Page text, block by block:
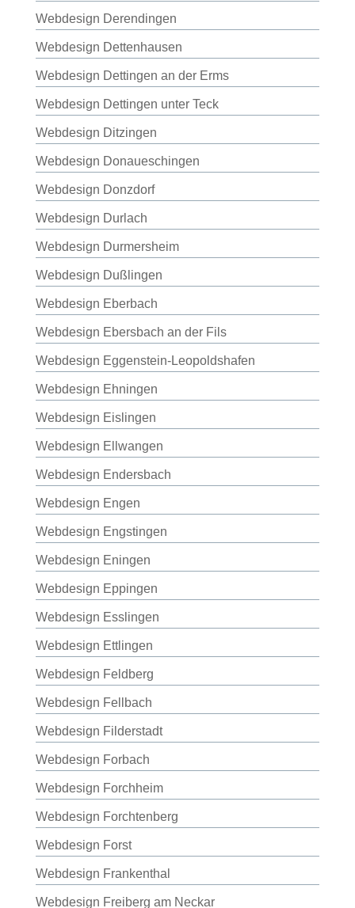
Webdesign Derendingen
Webdesign Dettenhausen
Webdesign Dettingen an der Erms
Webdesign Dettingen unter Teck
Webdesign Ditzingen
Webdesign Donaueschingen
Webdesign Donzdorf
Webdesign Durlach
Webdesign Durmersheim
Webdesign Dußlingen
Webdesign Eberbach
Webdesign Ebersbach an der Fils
Webdesign Eggenstein-Leopoldshafen
Webdesign Ehningen
Webdesign Eislingen
Webdesign Ellwangen
Webdesign Endersbach
Webdesign Engen
Webdesign Engstingen
Webdesign Eningen
Webdesign Eppingen
Webdesign Esslingen
Webdesign Ettlingen
Webdesign Feldberg
Webdesign Fellbach
Webdesign Filderstadt
Webdesign Forbach
Webdesign Forchheim
Webdesign Forchtenberg
Webdesign Forst
Webdesign Frankenthal
Webdesign Freiberg am Neckar